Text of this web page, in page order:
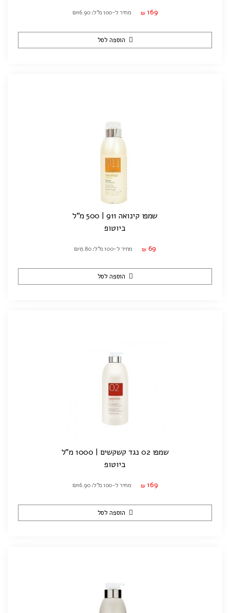
₪ 169 מחיר ל-100 מ"ל: ₪16.90
הוספה לסל
שמפו קינואה 911 | 500 מ"ל
ביוטופ
₪ 69 מחיר ל-100 מ"ל: ₪13.80
הוספה לסל
שמפו 02 נגד קשקשים | 1000 מ"ל
ביוטופ
₪ 169 מחיר ל-100 מ"ל: ₪16.90
הוספה לסל